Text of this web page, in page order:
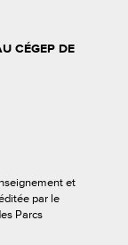
CÉGEP DE
et
par le
Parcs